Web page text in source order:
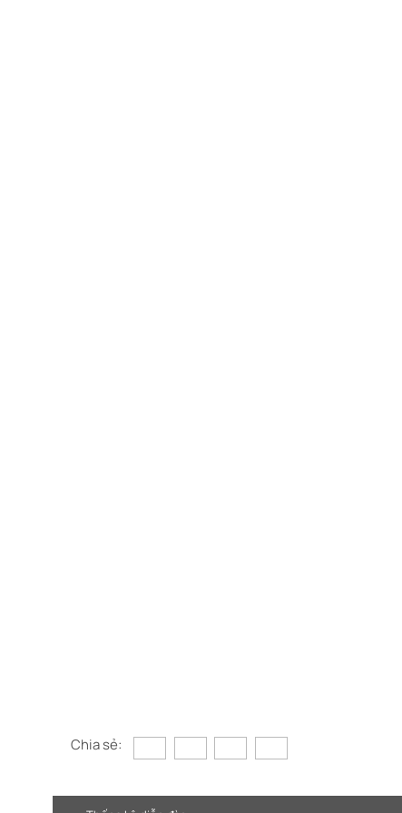
Chia sẻ: